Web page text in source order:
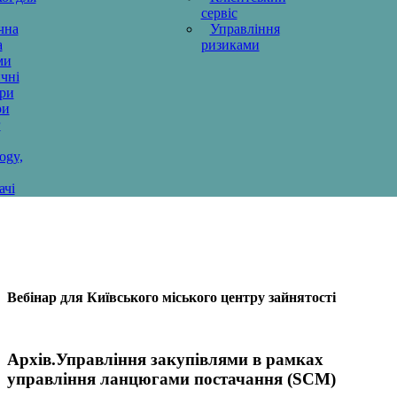
сервіс
Управління
ризиками
Вебінар для Київського міського центру зайнятості
Архів.Управління закупівлями в рамках
управління ланцюгами постачання (SСM)